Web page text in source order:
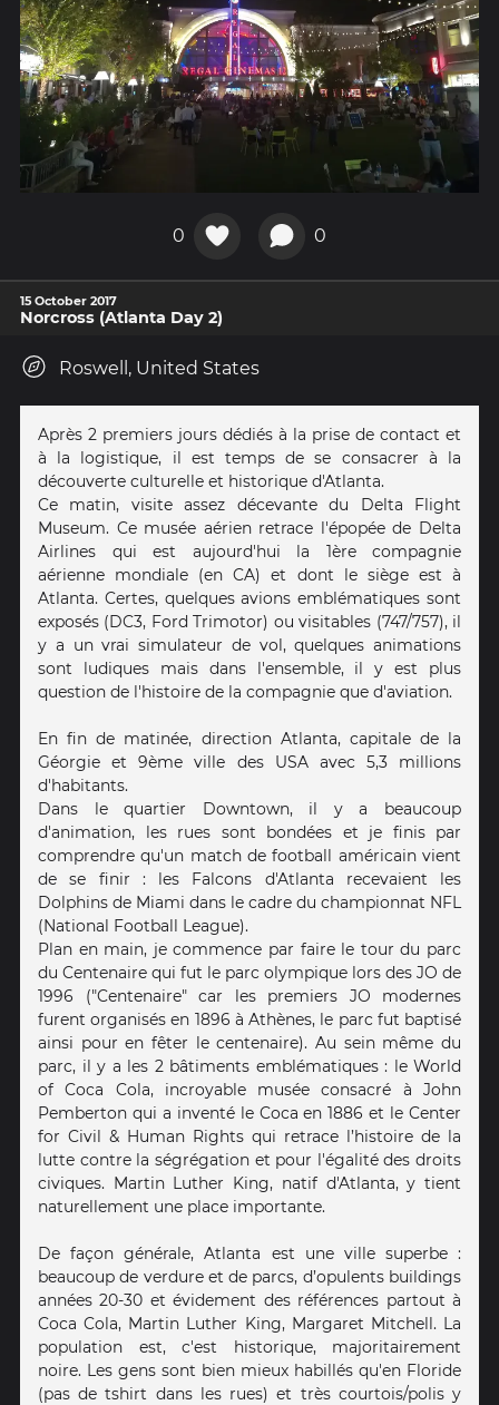
0 0
15 October 2017
Norcross (Atlanta Day 2)
Roswell, United States
Après 2 premiers jours dédiés à la prise de contact et
à la logistique, il est temps de se consacrer à la
découverte culturelle et historique d'Atlanta.
Ce matin, visite assez décevante du Delta Flight
Museum. Ce musée aérien retrace l'épopée de Delta
Airlines qui est aujourd'hui la 1ère compagnie
aérienne mondiale (en CA) et dont le siège est à
Atlanta. Certes, quelques avions emblématiques sont
exposés (DC3, Ford Trimotor) ou visitables (747/757), il
y a un vrai simulateur de vol, quelques animations
sont ludiques mais dans l'ensemble, il y est plus
question de l'histoire de la compagnie que d'aviation.
En fin de matinée, direction Atlanta, capitale de la
Géorgie et 9ème ville des USA avec 5,3 millions
d'habitants.
Dans le quartier Downtown, il y a beaucoup
d'animation, les rues sont bondées et je finis par
comprendre qu'un match de football américain vient
de se finir : les Falcons d'Atlanta recevaient les
Dolphins de Miami dans le cadre du championnat NFL
(National Football League).
Plan en main, je commence par faire le tour du parc
du Centenaire qui fut le parc olympique lors des JO de
1996 ("Centenaire" car les premiers JO modernes
furent organisés en 1896 à Athènes, le parc fut baptisé
ainsi pour en fêter le centenaire). Au sein même du
parc, il y a les 2 bâtiments emblématiques : le World
of Coca Cola, incroyable musée consacré à John
Pemberton qui a inventé le Coca en 1886 et le Center
for Civil & Human Rights qui retrace l’histoire de la
lutte contre la ségrégation et pour l'égalité des droits
civiques. Martin Luther King, natif d'Atlanta, y tient
naturellement une place importante.
De façon générale, Atlanta est une ville superbe :
beaucoup de verdure et de parcs, d’opulents buildings
années 20-30 et évidement des références partout à
Coca Cola, Martin Luther King, Margaret Mitchell. La
population est, c'est historique, majoritairement
noire. Les gens sont bien mieux habillés qu'en Floride
(pas de tshirt dans les rues) et très courtois/polis y